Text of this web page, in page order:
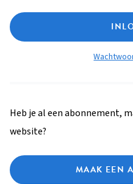
Heb je al een abonnement,
website?
MAAK EEN